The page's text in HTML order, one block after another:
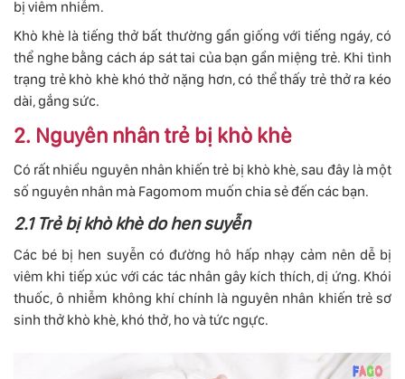
bị viêm nhiễm.
Khò khè là tiếng thở bất thường gần giống với tiếng ngáy, có
thể nghe bằng cách áp sát tai của bạn gần miệng trẻ. Khi tình
trạng trẻ khò khè khó thở nặng hơn, có thể thấy trẻ thở ra kéo
dài, gắng sức.
2. Nguyên nhân trẻ bị khò khè
Có rất nhiều nguyên nhân khiến trẻ bị khò khè, sau đây là một
số nguyên nhân mà Fagomom muốn chia sẻ đến các bạn.
2.1 Trẻ bị khò khè do hen suyễn
Các bé bị hen suyễn có đường hô hấp nhạy cảm nên dễ bị
viêm khi tiếp xúc với các tác nhân gây kích thích, dị ứng. Khói
thuốc, ô nhiễm không khí chính là nguyên nhân khiến trẻ sơ
sinh thở khò khè, khó thở, ho và tức ngực.